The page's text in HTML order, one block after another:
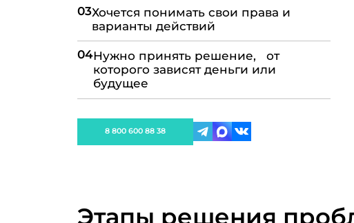
03Хочется понимать свои права и
варианты действий
04Нужно принять решение, от
которого зависят деньги или
будущее
8 800 600 88 38
Этапы решения